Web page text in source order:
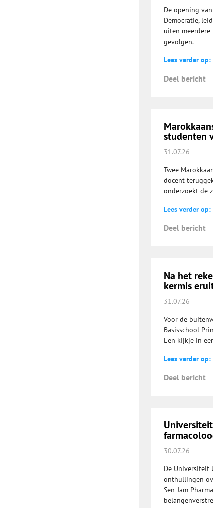
De opening
Democratie,
uiten
gevolgen.
Lees verder op:
Deel bericht
studenten
31.07.26
Twee
docent
onderzoekt de
Lees verder op:
Deel bericht
Na het
kermis
31.07.26
Voor de
Basisschool
Een kijkje in
Lees verder op:
Deel bericht
30.07.26
De Universiteit
onthullingen
Sen-Jam